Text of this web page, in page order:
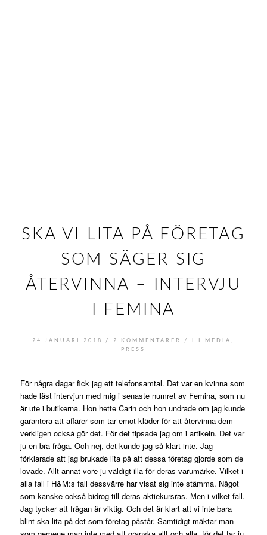
SKA VI LITA PÅ FÖRETAG
SOM SÄGER SIG
ÅTERVINNA – INTERVJU
I FEMINA
24 JANUARI 2018 / 2 KOMMENTARER / I MEDIA,
PRESS
För några dagar fick jag ett telefonsamtal. Det var en kvinna som
hade läst intervjun med mig i senaste numret av Femina, som nu
är ute i butikerna. Hon hette Carin och hon undrade om jag kunde
garantera att affärer som tar emot kläder för att återvinna dem
verkligen också gör det. För det tipsade jag om i artikeln. Det var
ju en bra fråga. Och nej, det kunde jag så klart inte. Jag
förklarade att jag brukade lita på att dessa företag gjorde som de
lovade. Allt annat vore ju väldigt illa för deras varumärke. Vilket i
alla fall i H&M:s fall dessvärre har visat sig inte stämma. Något
som kanske också bidrog till deras aktiekursras. Men i vilket fall.
Jag tycker att frågan är viktig. Och det är klart att vi inte bara
blint ska lita på det som företag påstår. Samtidigt mäktar man